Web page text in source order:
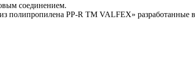
соединением.
полипропилена PP-R ТМ VALFEX» разработанные